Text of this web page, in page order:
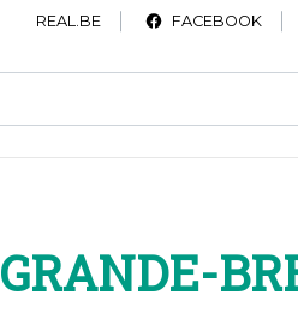
REAL.BE FACEBOOK
GRANDE-